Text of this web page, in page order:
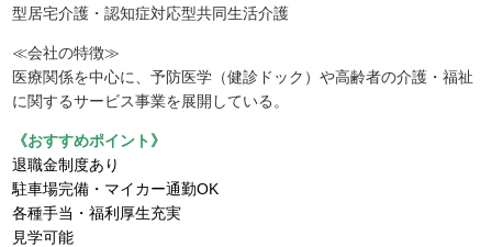
型居宅介護・認知症対応型共同生活介護
≪会社の特徴≫
医療関係を中心に、予防医学（健診ドック）や高齢者の介護・福祉
に関するサービス事業を展開している。
《おすすめポイント》
退職金制度あり
駐車場完備・マイカー通勤OK
各種手当・福利厚生充実
見学可能